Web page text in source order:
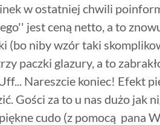
w ostatniej chwili
jest ceną netto, a to
(bo niby wzór taki
paczki glazury, a to
Nareszcie koniec! Efekt
Gości za to u nas dużo jak
cudo (z pomocą pana